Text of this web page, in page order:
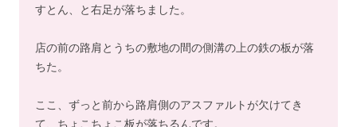
すとん、と右足が落ちました。
店の前の路肩とうちの敷地の間の側溝の上の鉄の板が落
ちた。
ここ、ずっと前から路肩側のアスファルトが欠けてき
て、ちょこちょこ板が落ちるんです。